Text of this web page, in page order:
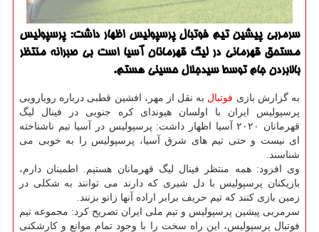
سرمربی پیشین تیم فوتبال پرسپولیس اظهار داشت: پرسپولیس
مستحق قهرمانی در لیگ قهرمانان آسیا است بی صبرانه منتظر
بالابردن جام توسط سیدجلال حسینی هستم.
به گزارش بازی فوتبال به نقل از مهر، افشین قطبی درباره رویارویی
پرسپولیس ایران با اولسان هیوندای کره جنوبی در فینال لیگ
قهرمانان ۲۰۲۰ آسیا اظهار داشت: پرسپولیس در آسیا تیم ناشناخته
ای نیست و حتی تیم های شرق آسیا، پرسپولیس را به خوبی می
شناسند.
وی افزود: همه منتظر فینال لیگ قهرمانان هستیم. اطمینان دارم،
بازیکنان پرسپولیس با دل شیری که دارند می توانند به شکلی در
زمین بازی کنند که تیم حریف برابر اراده آنها زانو بزنند.
سرمربی پیشین پرسپولیس و تیم ملی ایران تصریح کرد: مجموعه تیم
فوتبال پرسپولیس، این راه سخت را با وجود تمام موانع و کارشکنی